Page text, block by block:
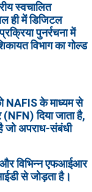
स्वचालित
ही में डिजिटल
पुनर्रचना में
विभाग का गोल्ड
NAFIS के माध्यम से
(NFN) दिया जाता है,
जो अपराध-संबंधी
और विभिन्न एफआईआर
से जोड़ता है।